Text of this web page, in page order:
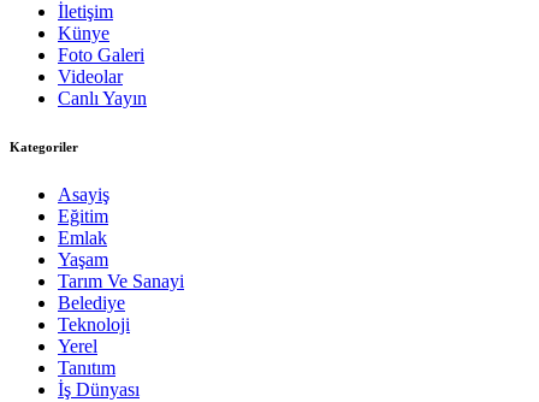
İletişim
Künye
Foto Galeri
Videolar
Canlı Yayın
Kategoriler
Asayiş
Eğitim
Emlak
Yaşam
Tarım Ve Sanayi
Belediye
Teknoloji
Yerel
Tanıtım
İş Dünyası